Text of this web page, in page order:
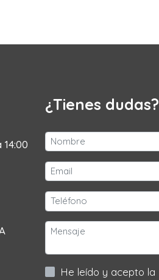
14:00
¿Tienes dudas?
He leído y acepto la